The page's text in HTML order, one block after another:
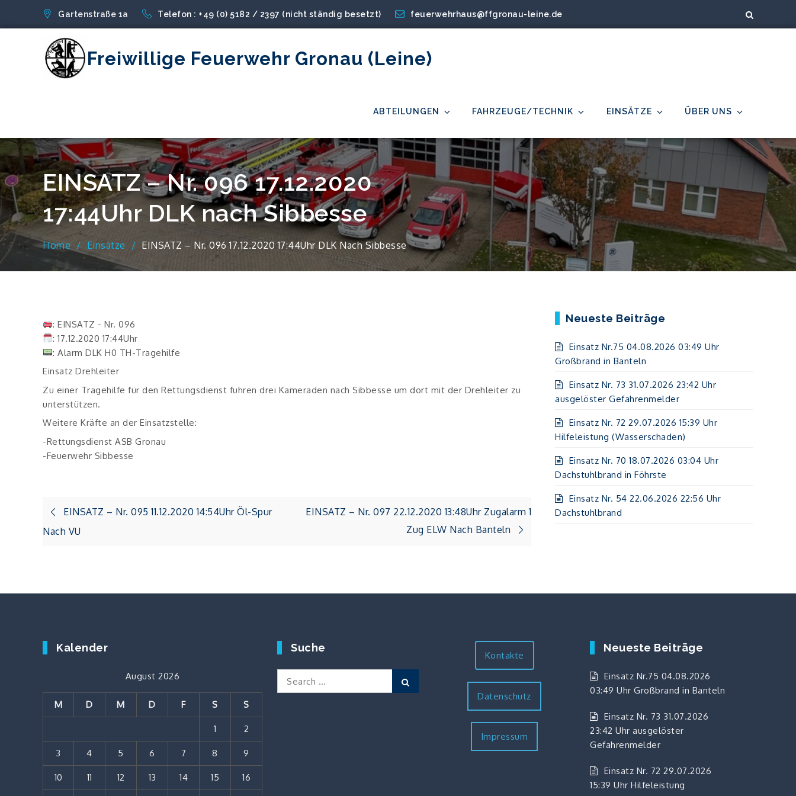
Gartenstraße 1a Telefon : +49 (0) 5182 / 2397 (nicht ständig besetzt) feuerwehrhaus@ffgronau-leine.de
Freiwillige Feuerwehr Gronau (Leine)
ABTEILUNGEN FAHRZEUGE/TECHNIK EINSÄTZE ÜBER UNS
EINSATZ – Nr. 096 17.12.2020
17:44Uhr DLK nach Sibbesse
Home Einsätze EINSATZ – Nr. 096 17.12.2020 17:44Uhr DLK Nach Sibbesse
: EINSATZ - Nr. 096
: 17.12.2020 17:44Uhr
: Alarm DLK H0 TH-Tragehilfe
Einsatz Drehleiter
Zu einer Tragehilfe für den Rettungsdienst fuhren drei Kameraden nach Sibbesse um dort mit der Drehleiter zu
unterstützen.
Weitere Kräfte an der Einsatzstelle:
-Rettungsdienst ASB Gronau
-Feuerwehr Sibbesse
Beitragsnavigation
EINSATZ – Nr. 095 11.12.2020 14:54Uhr Öl-Spur
Nach VU
EINSATZ – Nr. 097 22.12.2020 13:48Uhr Zugalarm 1
Zug ELW Nach Banteln
Neueste Beiträge
Einsatz Nr.75 04.08.2026 03:49 Uhr
Großbrand in Banteln
Einsatz Nr. 73 31.07.2026 23:42 Uhr
ausgelöster Gefahrenmelder
Einsatz Nr. 72 29.07.2026 15:39 Uhr
Hilfeleistung (Wasserschaden)
Einsatz Nr. 70 18.07.2026 03:04 Uhr
Dachstuhlbrand in Föhrste
Einsatz Nr. 54 22.06.2026 22:56 Uhr
Dachstuhlbrand
Kalender
August 2026
M D M D F S S
1 2
3 4 5 6 7 8 9
10 11 12 13 14 15 16
Suche
Search
for:
Kontakte
Datenschutz
Impressum
Neueste Beiträge
Einsatz Nr.75 04.08.2026
03:49 Uhr Großbrand in Banteln
Einsatz Nr. 73 31.07.2026
23:42 Uhr ausgelöster
Gefahrenmelder
Einsatz Nr. 72 29.07.2026
15:39 Uhr Hilfeleistung